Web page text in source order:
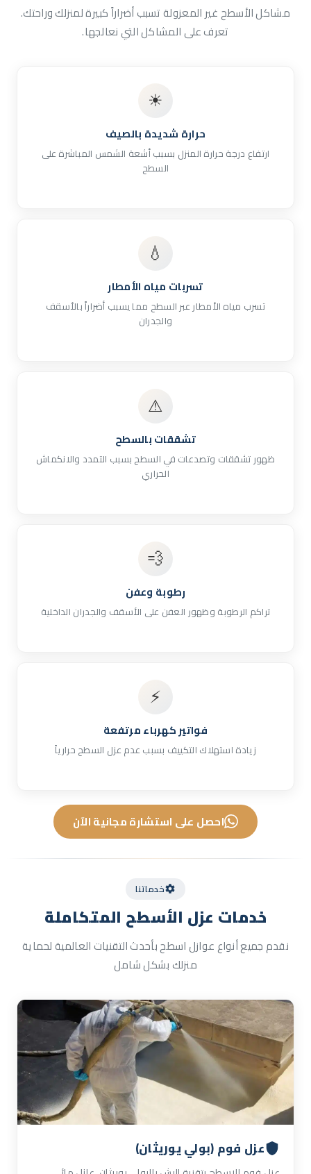
مشاكل الأسطح غير المعزولة تسبب أضراراً كبيرة لمنزلك وراحتك.
تعرف على المشاكل التي نعالجها.
☀
حرارة شديدة بالصيف
ارتفاع درجة حرارة المنزل بسبب أشعة الشمس المباشرة على
السطح
💧
تسربات مياه الأمطار
تسرب مياه الأمطار عبر السطح مما يسبب أضراراً بالأسقف
والجدران
⚠
تشققات بالسطح
ظهور تشققات وتصدعات في السطح بسبب التمدد والانكماش
الحراري
💨
رطوبة وعفن
تراكم الرطوبة وظهور العفن على الأسقف والجدران الداخلية
⚡
فواتير كهرباء مرتفعة
زيادة استهلاك التكييف بسبب عدم عزل السطح حرارياً
احصل على استشارة مجانية الآن
خدماتنا
خدمات عزل الأسطح المتكاملة
نقدم جميع أنواع عوازل اسطح بأحدث التقنيات العالمية لحماية
منزلك بشكل شامل
عزل فوم (بولي يوريثان)